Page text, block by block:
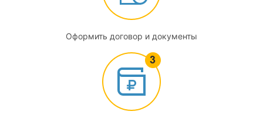
соблюдением законодательства Российской Федерации о
противодействии коррупции
Примеры участия институтов гражданского общества в
противодействии коррупции
Оформить договор и документы